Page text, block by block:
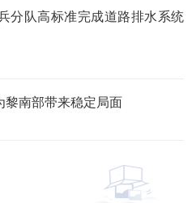
分队高标准完成道路排水系统
黎南部带来稳定局面